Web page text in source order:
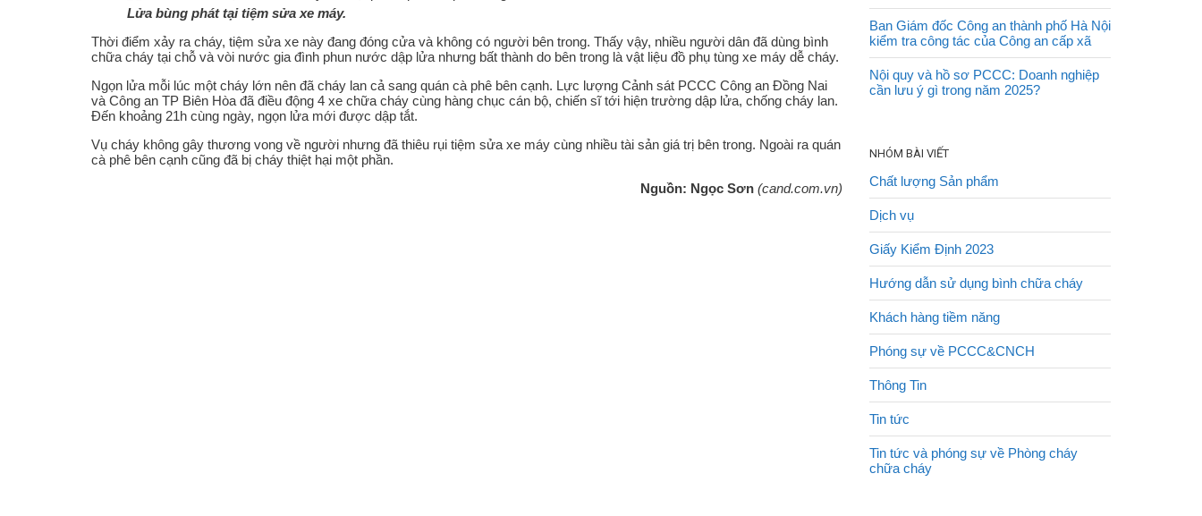
Lửa bùng phát tại tiệm sửa xe máy.
Thời điểm xảy ra cháy, tiệm sửa xe này đang đóng cửa và không có người bên trong. Thấy vậy, nhiều người dân đã dùng bình
chữa cháy tại chỗ và vòi nước gia đình phun nước dập lửa nhưng bất thành do bên trong là vật liệu đồ phụ tùng xe máy dễ cháy.
Ngọn lửa mỗi lúc một cháy lớn nên đã cháy lan cả sang quán cà phê bên cạnh. Lực lượng Cảnh sát PCCC Công an Đồng Nai
và Công an TP Biên Hòa đã điều động 4 xe chữa cháy cùng hàng chục cán bộ, chiến sĩ tới hiện trường dập lửa, chống cháy lan.
Đến khoảng 21h cùng ngày, ngọn lửa mới được dập tắt.
Vụ cháy không gây thương vong về người nhưng đã thiêu rụi tiệm sửa xe máy cùng nhiều tài sản giá trị bên trong. Ngoài ra quán
cà phê bên cạnh cũng đã bị cháy thiệt hại một phần.
Nguồn: Ngọc Sơn (cand.com.vn)
Ban Giám đốc Công an thành phố Hà Nội
kiểm tra công tác của Công an cấp xã
Nội quy và hồ sơ PCCC: Doanh nghiệp
cần lưu ý gì trong năm 2025?
NHÓM BÀI VIẾT
Chất lượng Sản phẩm
Dịch vụ
Giấy Kiểm Định 2023
Hướng dẫn sử dụng bình chữa cháy
Khách hàng tiềm năng
Phóng sự về PCCC&CNCH
Thông Tin
Tin tức
Tin tức và phóng sự về Phòng cháy
chữa cháy